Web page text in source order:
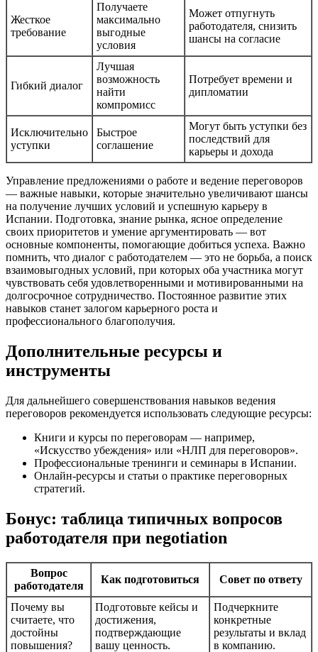
Жесткое
требование
Получаете
максимально
выгодные
условия
Может отпугнуть
работодателя, снизить
шансы на согласие
Гибкий диалог
Лучшая
возможность
найти
компромисс
Потребует времени и
дипломатии
Исключительно
уступки
Быстрое
соглашение
Могут быть уступки без
последствий для
карьеры и дохода
Управление предложениями о работе и ведение переговоров
— важные навыки, которые значительно увеличивают шансы
на получение лучших условий и успешную карьеру в
Испании. Подготовка, знание рынка, ясное определение
своих приоритетов и умение аргументировать — вот
основные компоненты, помогающие добиться успеха. Важно
помнить, что диалог с работодателем — это не борьба, а поиск
взаимовыгодных условий, при которых оба участника могут
чувствовать себя удовлетворенными и мотивированными на
долгосрочное сотрудничество. Постоянное развитие этих
навыков станет залогом карьерного роста и
профессионального благополучия.
Дополнительные ресурсы и
инструменты
Для дальнейшего совершенствования навыков ведения
переговоров рекомендуется использовать следующие ресурсы:
Книги и курсы по переговорам — например,
«Искусство убеждения» или «НЛП для переговоров».
Профессиональные тренинги и семинары в Испании.
Онлайн-ресурсы и статьи о практике переговорных
стратегий.
Бонус: таблица типичных вопросов
работодателя при negotiation
Вопрос
работодателя
Как подготовиться Совет по ответу
Почему вы
считаете, что
достойны
повышения?
Подготовьте кейсы и
достижения,
подтверждающие
вашу ценность.
Подчеркните
конкретные
результаты и вклад
в компанию.